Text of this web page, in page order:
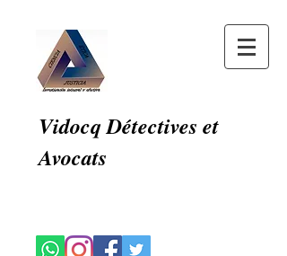
Vidocq Détectives et
Avocats